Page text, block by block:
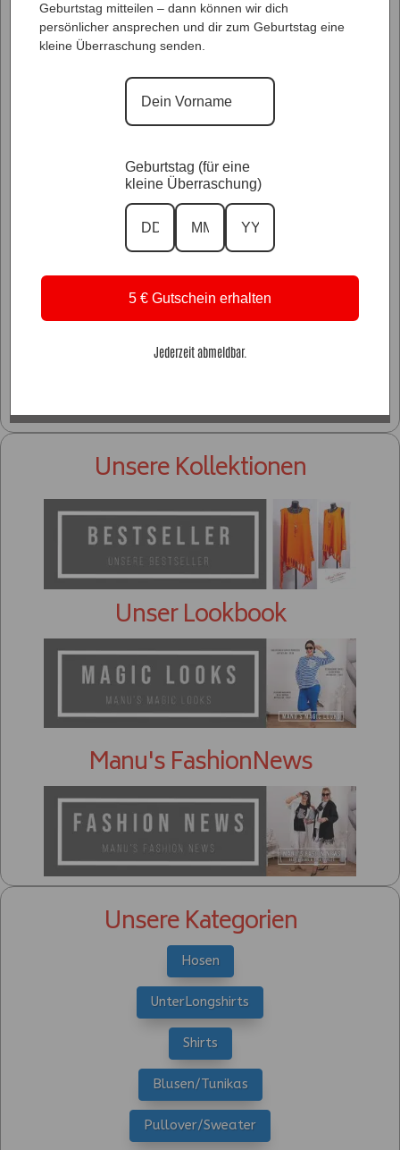
Glitzer Styles
Unsere Kollektionen
Unser Lookbook
Manu's FashionNews
Unsere Kategorien
Hosen
UnterLongshirts
Shirts
Blusen/Tunikas
Pullover/Sweater
Geburtstag mitteilen – dann können wir dich
persönlicher ansprechen und dir zum Geburtstag eine
kleine Überraschung senden.
Geburtstag (für eine
kleine Überraschung)
5 € Gutschein erhalten
Jederzeit abmeldbar.